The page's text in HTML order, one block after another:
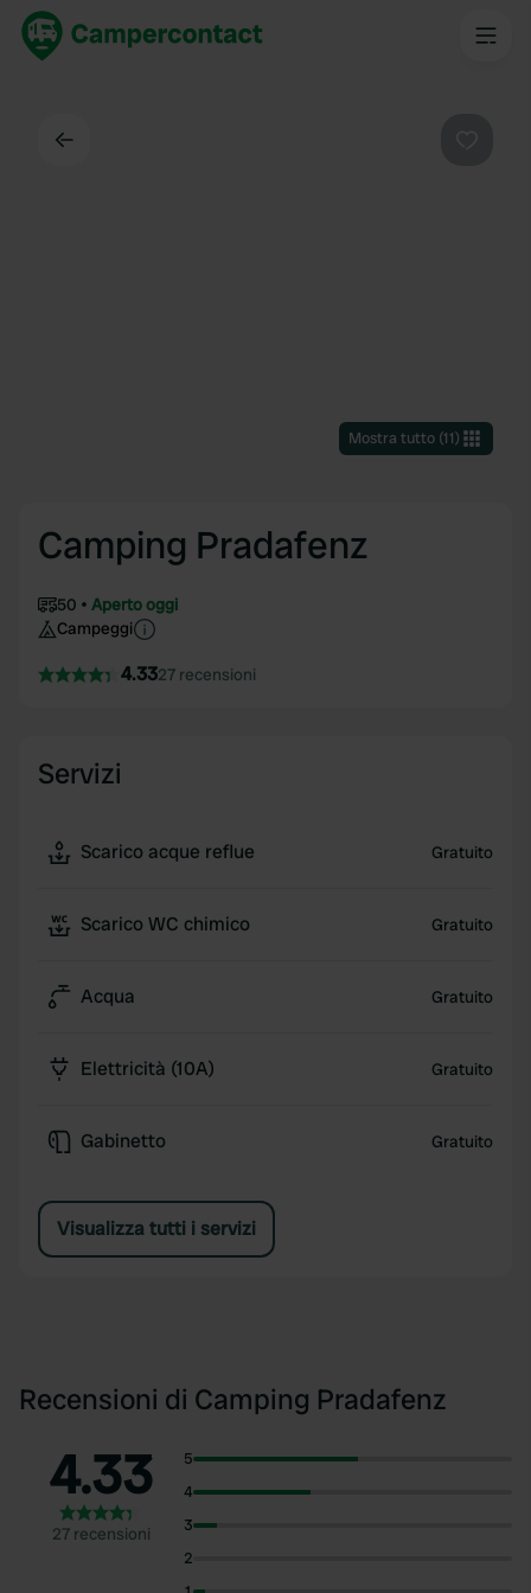
Mostra tutto(11)
Camping Pradafenz
50
Aperto oggi
Campeggi
4.3327 recensioni
Servizi
Scarico acque reflue Gratuito
Scarico WC chimico Gratuito
Acqua Gratuito
Elettricità (10A) Gratuito
Gabinetto Gratuito
Visualizza tutti i servizi
Recensioni di Camping Pradafenz
4.33
27 recensioni
5
4
3
2